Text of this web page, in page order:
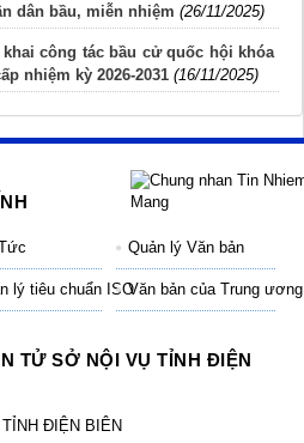
dân bầu, miễn nhiệm (26/11/2025)
công tác bầu cử quốc hội khóa
nhiệm kỳ 2026-2031 (16/11/2025)
Quản lý Văn bản
lý tiêu chuẩn ISOVăn bản của Trung ương
TỬ SỞ NỘI VỤ TỈNH ĐIỆN
ĐIỆN BIÊN